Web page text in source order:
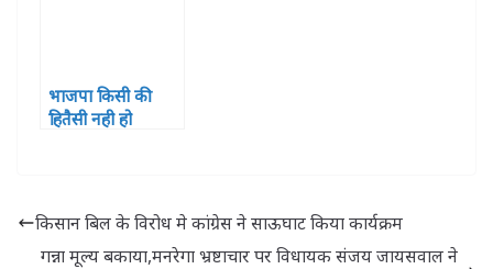
भाजपा किसी की
हितैसी नही हो
किसान बिल के विरोध मे कांग्रेस ने साऊघाट किया कार्यक्रम
गन्ना मूल्य बकाया,मनरेगा भ्रष्टाचार पर विधायक संजय जायसवाल ने